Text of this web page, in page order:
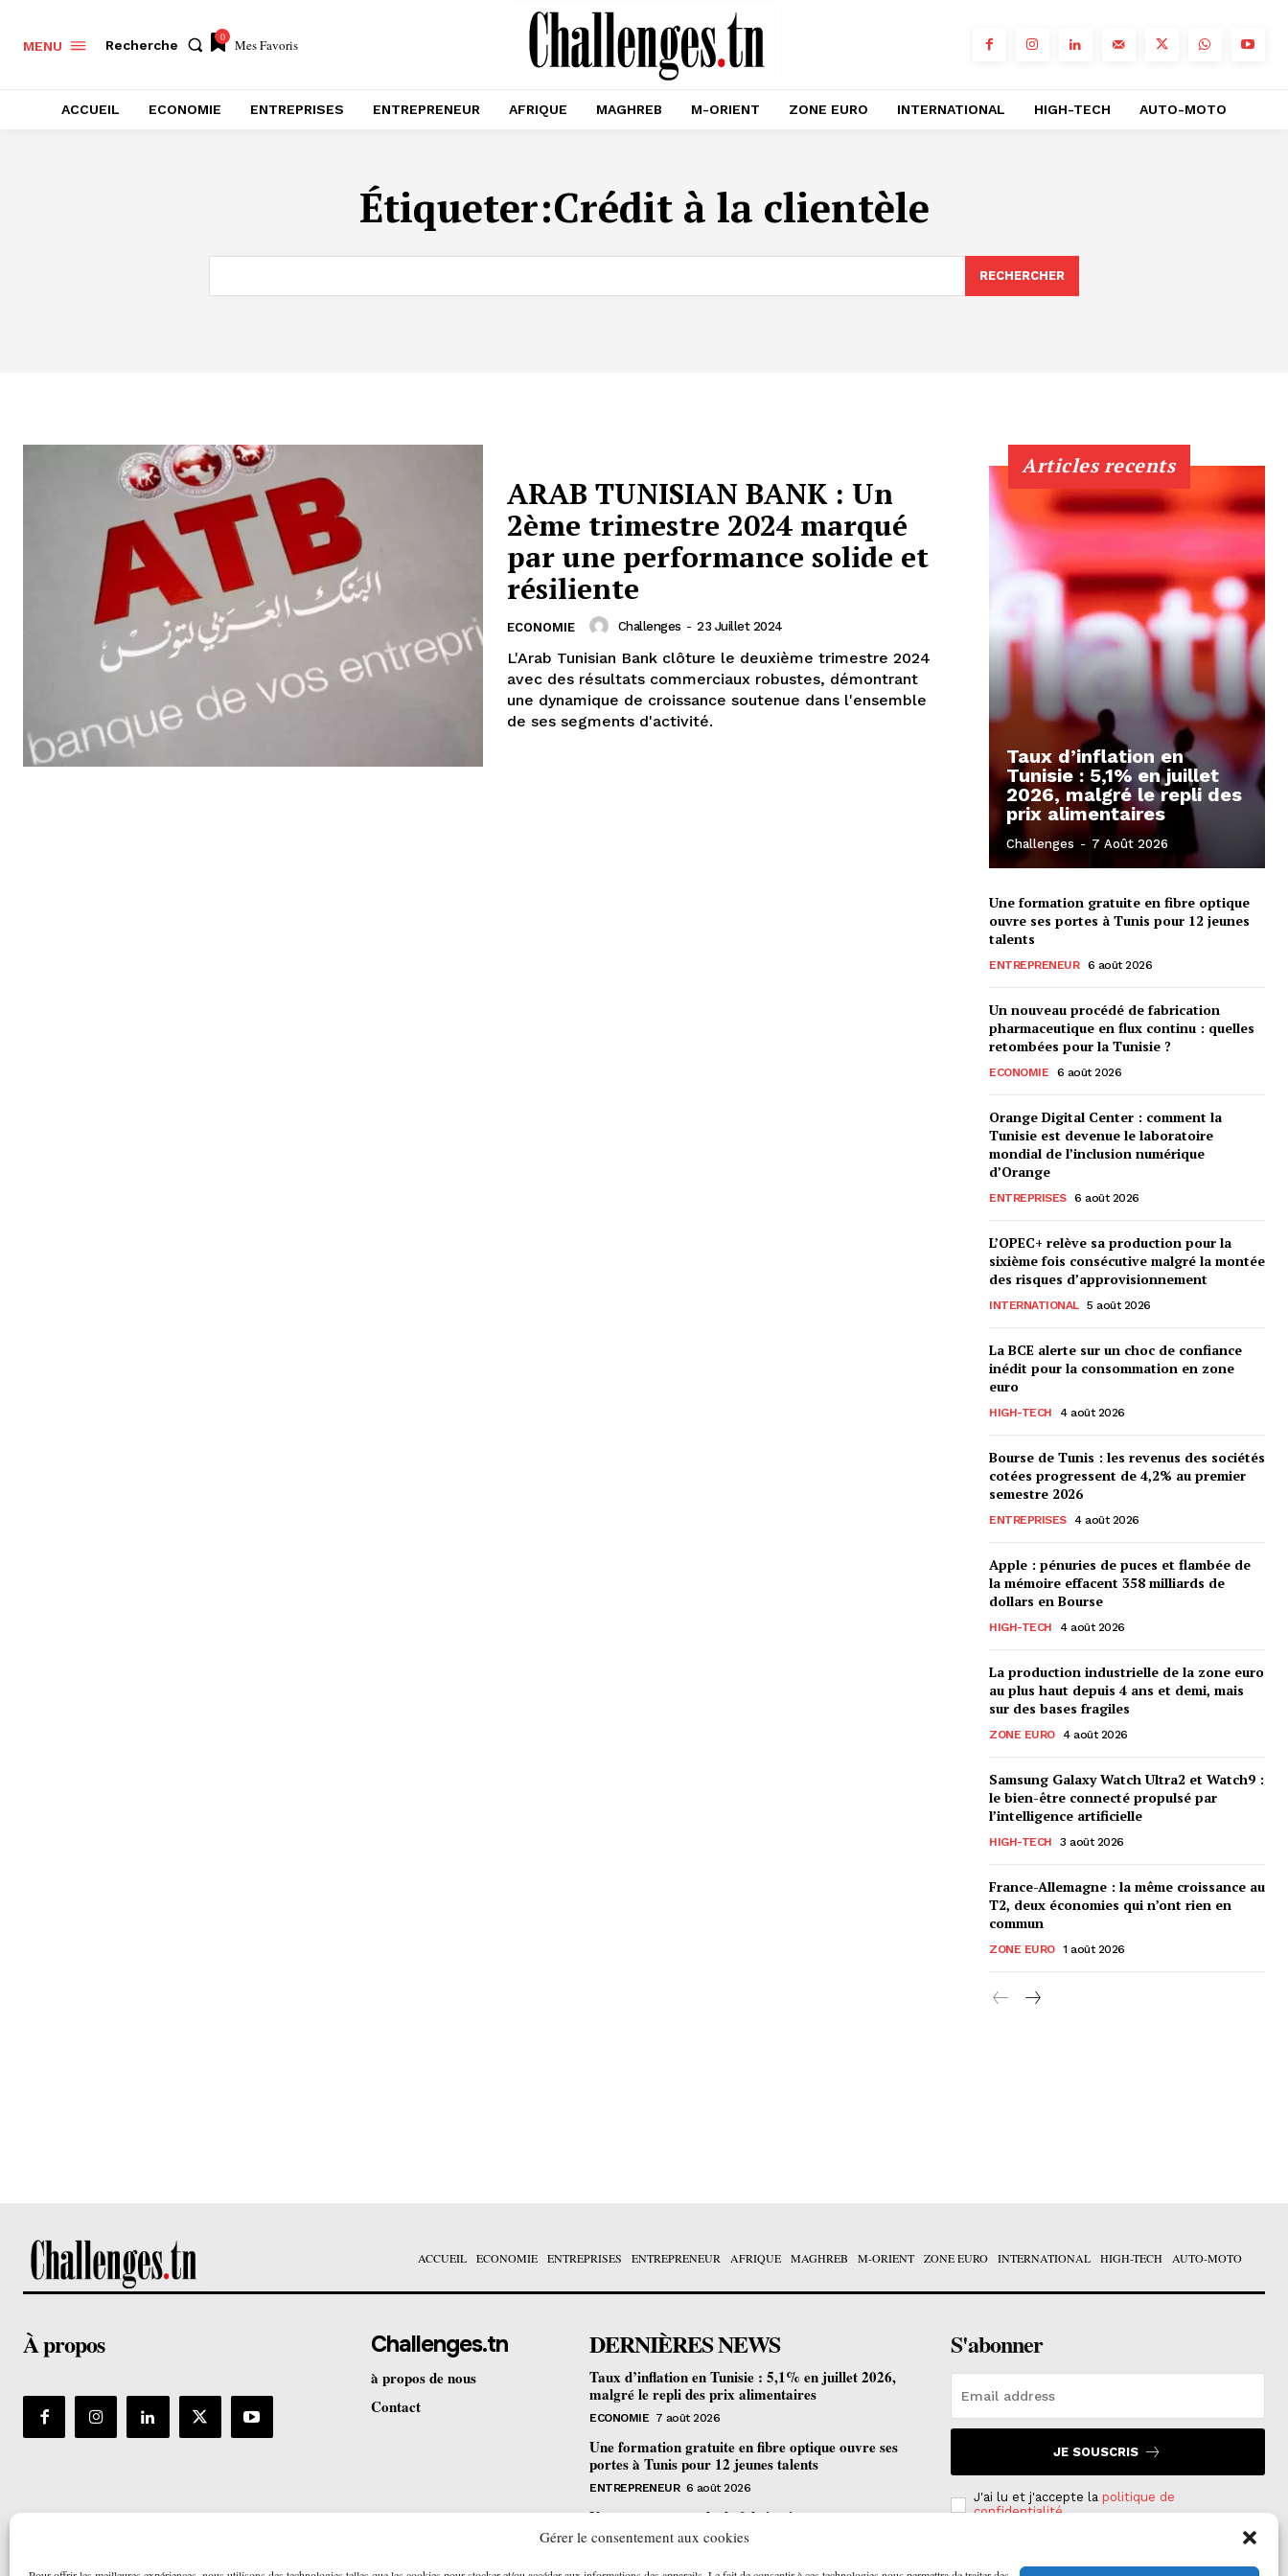
Gérer le consentement aux cookies
MENU Recherche
0 Mes Favoris
ACCUEIL ECONOMIE ENTREPRISES ENTREPRENEUR AFRIQUE MAGHREB M-ORIENT ZONE EURO INTERNATIONAL HIGH-TECH AUTO-MOTO
Étiqueter:Crédit à la clientèle
RECHERCHER
ARAB TUNISIAN BANK : Un
2ème trimestre 2024 marqué
par une performance solide et
résiliente
ECONOMIE Challenges - 23 Juillet 2024
L'Arab Tunisian Bank clôture le deuxième trimestre 2024
avec des résultats commerciaux robustes, démontrant
une dynamique de croissance soutenue dans l'ensemble
de ses segments d'activité.
Articles recents
Taux d’inflation en
Tunisie : 5,1% en juillet
2026, malgré le repli des
prix alimentaires
Challenges - 7 Août 2026
Une formation gratuite en fibre optique
ouvre ses portes à Tunis pour 12 jeunes
talents
ENTREPRENEUR 6 août 2026
Un nouveau procédé de fabrication
pharmaceutique en flux continu : quelles
retombées pour la Tunisie ?
ECONOMIE 6 août 2026
Orange Digital Center : comment la
Tunisie est devenue le laboratoire
mondial de l’inclusion numérique
d’Orange
ENTREPRISES 6 août 2026
L’OPEC+ relève sa production pour la
sixième fois consécutive malgré la montée
des risques d’approvisionnement
INTERNATIONAL 5 août 2026
La BCE alerte sur un choc de confiance
inédit pour la consommation en zone
euro
HIGH-TECH 4 août 2026
Bourse de Tunis : les revenus des sociétés
cotées progressent de 4,2% au premier
semestre 2026
ENTREPRISES 4 août 2026
Apple : pénuries de puces et flambée de
la mémoire effacent 358 milliards de
dollars en Bourse
HIGH-TECH 4 août 2026
La production industrielle de la zone euro
au plus haut depuis 4 ans et demi, mais
sur des bases fragiles
ZONE EURO 4 août 2026
Samsung Galaxy Watch Ultra2 et Watch9 :
le bien-être connecté propulsé par
l’intelligence artificielle
HIGH-TECH 3 août 2026
France-Allemagne : la même croissance au
T2, deux économies qui n’ont rien en
commun
ZONE EURO 1 août 2026
ACCUEIL ECONOMIE ENTREPRISES ENTREPRENEUR AFRIQUE MAGHREB M-ORIENT ZONE EURO INTERNATIONAL HIGH-TECH AUTO-MOTO
À propos Challenges.tn
à propos de nous
Contact
DERNIÈRES NEWS
Taux d’inflation en Tunisie : 5,1% en juillet 2026,
malgré le repli des prix alimentaires
ECONOMIE 7 août 2026
Une formation gratuite en fibre optique ouvre ses
portes à Tunis pour 12 jeunes talents
ENTREPRENEUR 6 août 2026
Un nouveau procédé de fabrication
pharmaceutique en flux continu : quelles
S'abonner
JE SOUSCRIS
J'ai lu et j'accepte la politique de
confidentialité.